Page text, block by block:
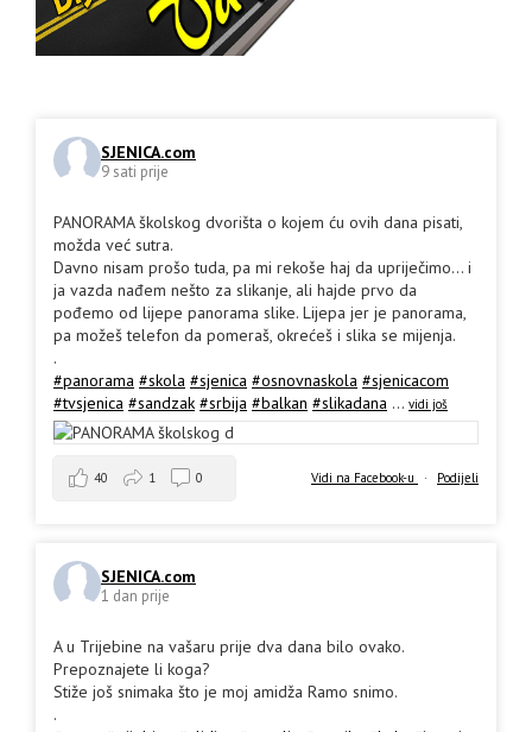
SJENICA.com
9 sati prije
PANORAMA školskog dvorišta o kojem ću ovih dana pisati,
možda već sutra.
Davno nisam prošo tuda, pa mi rekoše haj da upriječimo... i
ja vazda nađem nešto za slikanje, ali hajde prvo da
pođemo od lijepe panorama slike. Lijepa jer je panorama,
pa možeš telefon da pomeraš, okrećeš i slika se mijenja.
.
#panorama #skola #sjenica #osnovnaskola #sjenicacom
#tvsjenica #sandzak #srbija #balkan #slikadana ... vidi još
Vidi na Facebook-u · Podijeli
40 1 0
SJENICA.com
1 dan prije
A u Trijebine na vašaru prije dva dana bilo ovako.
Prepoznajete li koga?
Stiže još snimaka što je moj amidža Ramo snimo.
.